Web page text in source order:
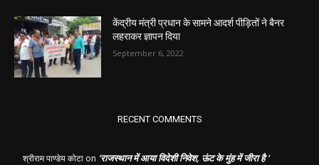
केंद्रीय मंत्री प्रधान के सामने आदर्श पीड़ितों ने बैनर
लहराकर ज्ञापन दिया
September 6, 2022
RECENT COMMENTS
श्रीराम पाण्डेय कोटा on ‘राजस्थान में आया विदेशी निवेश, ऊंट के मुंह में जीरा है ‘